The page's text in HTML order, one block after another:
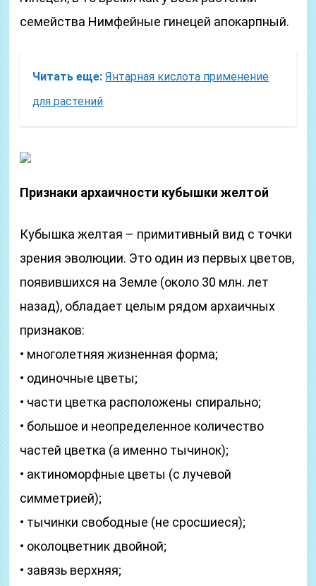
семейства Нимфейные гинецей апокарпный.
Читать еще: Янтарная кислота применение
для растений
Признаки архаичности кубышки желтой
Кубышка желтая – примитивный вид с точки
зрения эволюции. Это один из первых цветов,
появившихся на Земле (около 30 млн. лет
назад), обладает целым рядом архаичных
признаков:
• многолетняя жизненная форма;
• одиночные цветы;
• части цветка расположены спирально;
• большое и неопределенное количество
частей цветка (а именно тычинок);
• актиноморфные цветы (с лучевой
симметрией);
• тычинки свободные (не сросшиеся);
• околоцветник двойной;
• завязь верхняя;